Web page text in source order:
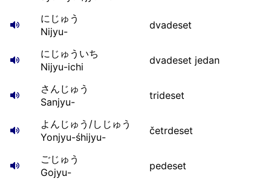
にじゅう
Nijyu-
dvadeset
にじゅういち
Nijyu-ichi
dvadeset jedan
さんじゅう
Sanjyu-
trideset
よんじゅう/しじゅう
Yonjyu-śhijyu-
četrdeset
ごじゅう
Gojyu-
pedeset